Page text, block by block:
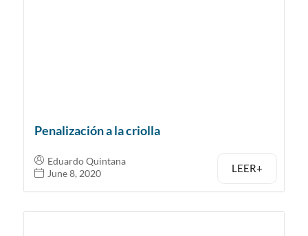
Penalización a la criolla
Eduardo Quintana
June 8, 2020
LEER+